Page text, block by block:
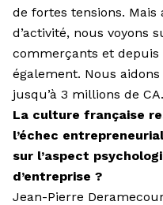
de fortes tensions.
d’activité, nous voyons
commerçants et
également. Nous
jusqu’à 3 millions de CA.
La culture française
l’échec
sur l’aspect
d’entreprise ?
Jean-Pierre